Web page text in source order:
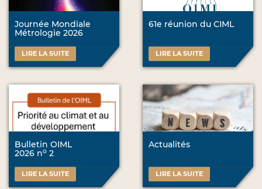
Journée Mondiale
Métrologie 2026
LIRE LA SUITE
61e réunion du CIML
LIRE LA SUITE
Bulletin OIML
2026 no 2
LIRE LA SUITE
Actualités
LIRE LA SUITE